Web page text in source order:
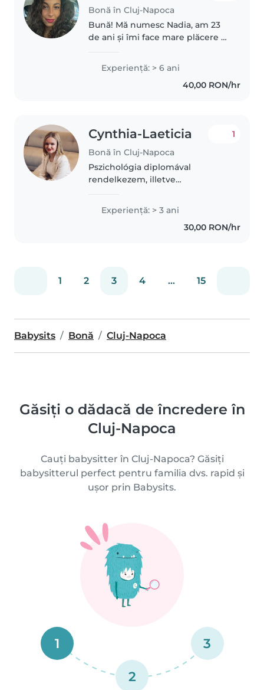
Bonă în Cluj-Napoca
Bună! Mă numesc Nadia, am 23
de ani și îmi face mare plăcere să
experiență încă de mică, având
grijă de cei 4 nepoți ai mei, iar
acest lucru m-a învățat să..
Experienţă: > 6 ani
40,00 RON/hr
Cynthia-Laeticia
Bonă în Cluj-Napoca
1
Pszichológia diplomával
rendelkezem, illetve
Van tapasztalatom minden
korosztálynál és minden
gyerekkel megtalálom a közös
Experienţă: > 3 ani
30,00 RON/hr
1 2 3 4 ... 15
Babysits Bonă Cluj-Napoca
Găsiți o dădacă de încredere în
Cluj-Napoca
Cauți babysitter în Cluj-Napoca? Găsiți
babysitterul perfect pentru familia dvs. rapid și
ușor prin Babysits.
1
2
3